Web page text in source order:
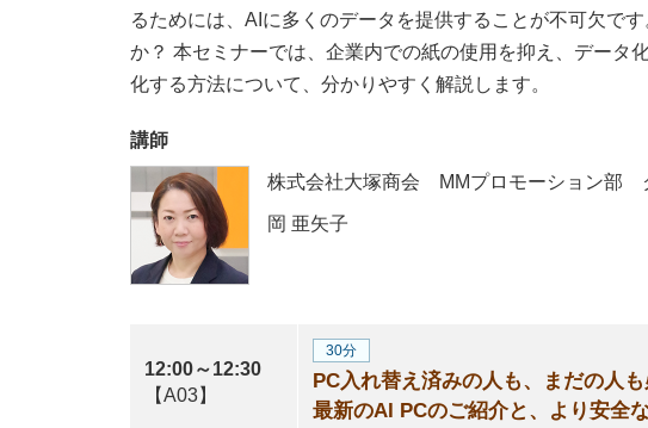
るためには、AIに多くのデータを提供することが不可欠で
か？ 本セミナーでは、企業内での紙の使用を抑え、データ
化する方法について、分かりやすく解説します。
講師
株式会社大塚商会 MMプロモーション部
岡 亜矢子
12:00～12:30
【A03】
30分
PC入れ替え済みの人も、まだの人も
最新のAI PCのご紹介と、より安全